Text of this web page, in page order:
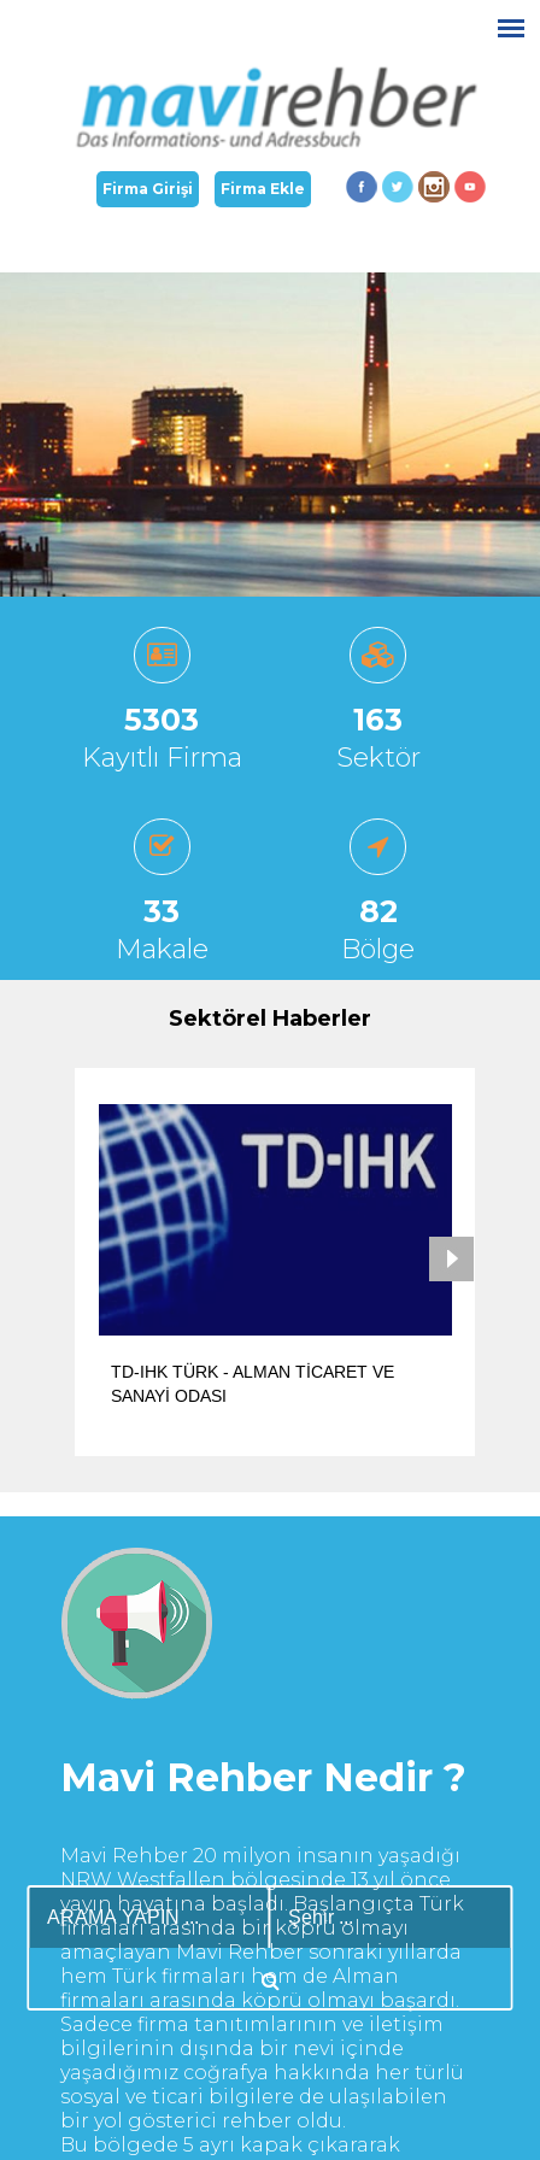
Firma Girişi Firma Ekle
5303
Kayıtlı Firma
163
Sektör
33
Makale
82
Bölge
Sektörel Haberler
TD-IHK TÜRK - ALMAN TİCARET VE
SANAYİ ODASI
Mavi Rehber Nedir ?
Mavi Rehber 20 milyon insanın yaşadığı
NRW Westfallen bölgesinde 13 yıl önce
yayın hayatına başladı. Başlangıçta Türk
firmaları arasında bir köprü olmayı
amaçlayan Mavi Rehber sonraki yıllarda
hem Türk firmaları hem de Alman
firmaları arasında köprü olmayı başardı.
Sadece firma tanıtımlarının ve iletişim
bilgilerinin dışında bir nevi içinde
yaşadığımız coğrafya hakkında her türlü
sosyal ve ticari bilgilere de ulaşılabilen
bir yol gösterici rehber oldu.
Bu bölgede 5 ayrı kapak çıkararak